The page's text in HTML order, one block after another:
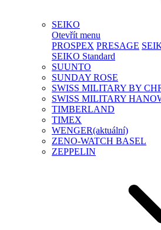
SEIKO
Otevřít menu
PROSPEX PRESAGE
SEIKO Standard
SUUNTO
SUNDAY ROSE
SWISS MILITARY BY
SWISS MILITARY
TIMBERLAND
TIMEX
WENGER(aktuální)
ZENO-WATCH BASEL
ZEPPELIN